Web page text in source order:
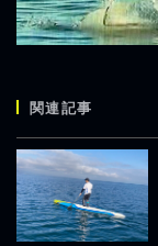
関連記事